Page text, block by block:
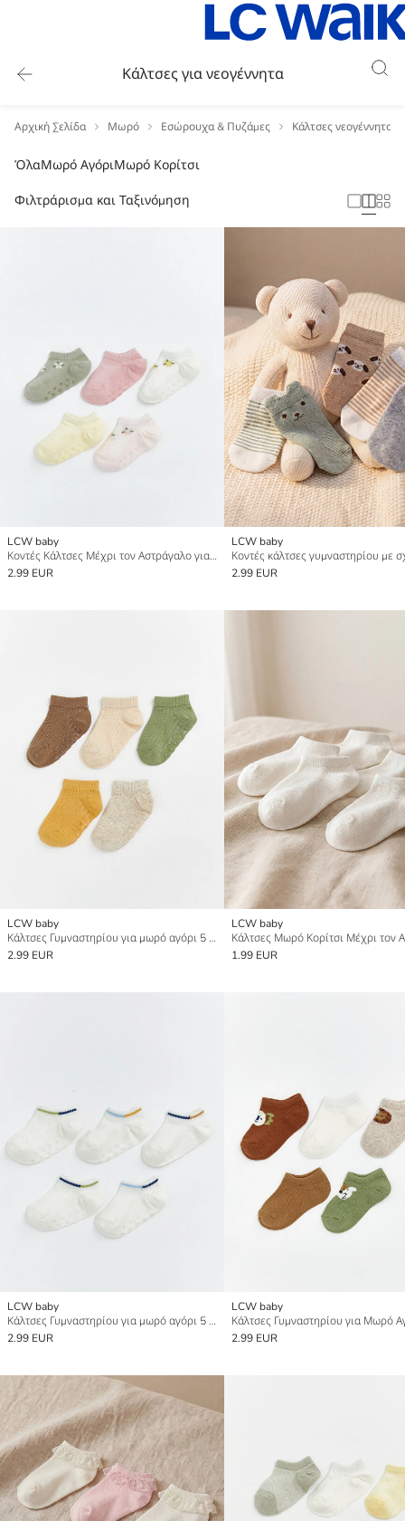
Κάλτσες για νεογέννητα
Αρχική Σελίδα Μωρό Εσώρουχα & Πυζάμες Κάλτσες νεογέννητου
ΌλαΜωρό ΑγόριΜωρό Κορίτσι
Φιλτράρισμα και Ταξινόμηση
LCW baby
Κοντές Κάλτσες Μέχρι τον Αστράγαλο για Μωρό Κορίτσι 5 Συσκευασίες
2.99 EUR
LCW baby
2.99 EUR
LCW baby
Κάλτσες Γυμναστηρίου για μωρό αγόρι 5 Pack
2.99 EUR
LCW baby
1.99 EUR
LCW baby
Κάλτσες Γυμναστηρίου για μωρό αγόρι 5 Pack
2.99 EUR
LCW baby
2.99 EUR